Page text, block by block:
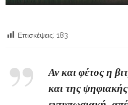
Επισκέψεις: 183
Αν και φέτος η
και της ψηφιακής